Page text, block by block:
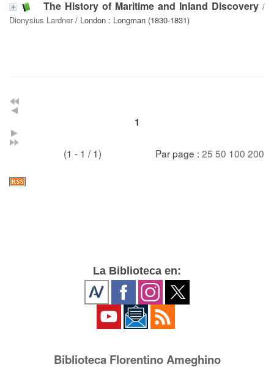
The History of Maritime and Inland Discovery /
Dionysius Lardner/ London : Longman (1830-1831)
1
(1 - 1 / 1) Par page : 25 50 100 200
La Biblioteca en:
Biblioteca Florentino Ameghino